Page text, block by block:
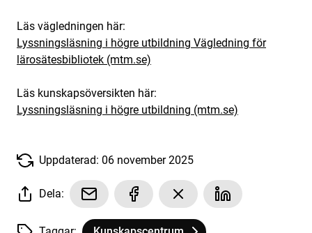
Läs vägledningen här:
Lyssningsläsning i högre utbildning Vägledning för
lärosätesbibliotek (mtm.se)
Läs kunskapsöversikten här:
Lyssningsläsning i högre utbildning (mtm.se)
Uppdaterad: 06 november 2025
Dela: